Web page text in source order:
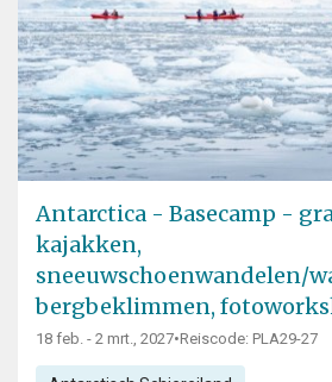
Antarctica - Basecamp -
kajakken,
sneeuwschoenwandelen/
bergbeklimmen,
18 feb. - 2 mrt., 2027•Reiscode: PLA29-27